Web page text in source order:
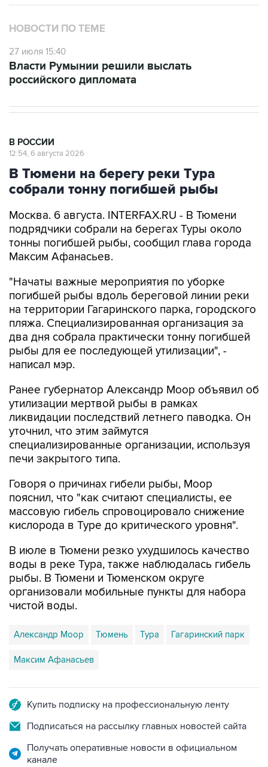
НОВОСТИ ПО ТЕМЕ
27 июля 15:40
Власти Румынии решили выслать
российского дипломата
В РОССИИ
12:54, 6 августа 2026
В Тюмени на берегу реки Тура
собрали тонну погибшей рыбы
Москва. 6 августа. INTERFAX.RU - В Тюмени
подрядчики собрали на берегах Туры около
тонны погибшей рыбы, сообщил глава города
Максим Афанасьев.
"Начаты важные мероприятия по уборке
погибшей рыбы вдоль береговой линии реки
на территории Гагаринского парка, городского
пляжа. Специализированная организация за
два дня собрала практически тонну погибшей
рыбы для ее последующей утилизации", -
написал мэр.
Ранее губернатор Александр Моор объявил об
утилизации мертвой рыбы в рамках
ликвидации последствий летнего паводка. Он
уточнил, что этим займутся
специализированные организации, используя
печи закрытого типа.
Говоря о причинах гибели рыбы, Моор
пояснил, что "как считают специалисты, ее
массовую гибель спровоцировало снижение
кислорода в Туре до критического уровня".
В июле в Тюмени резко ухудшилось качество
воды в реке Тура, также наблюдалась гибель
рыбы. В Тюмени и Тюменском округе
организовали мобильные пункты для набора
чистой воды.
Александр Моор Тюмень Тура Гагаринский парк
Максим Афанасьев
Купить подписку на профессиональную ленту
Подписаться на рассылку главных новостей сайта
Получать оперативные новости в официальном
канале